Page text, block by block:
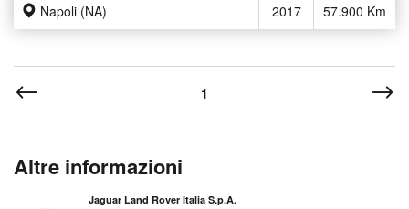
Napoli (NA) 2017 57.900 Km
1
Altre informazioni
Jaguar Land Rover Italia S.p.A.